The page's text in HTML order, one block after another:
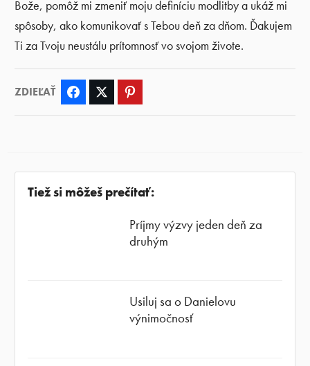
Bože, pomôž mi zmeniť moju definíciu modlitby a ukáž mi
spôsoby, ako komunikovať s Tebou deň za dňom. Ďakujem
Ti za Tvoju neustálu prítomnosť vo svojom živote.
ZDIEĽAŤ Facebook Twitter
Tiež si môžeš prečítať:
Príjmy výzvy jeden deň za
druhým
Usiluj sa o Danielovu
výnimočnosť